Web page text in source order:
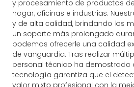
y procesamiento de productos
hogar, oficinas e industrias.
y de alta calidad, brindando los
un soporte más prolongado
podemos ofrecerle una calidad
de vanguardia. Tras realizar
personal técnico ha demostrado
tecnología garantiza que el
valor mixto profesional con la